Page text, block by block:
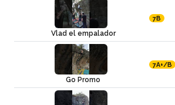
Vlad el empalador
7B
Go Promo
7A+/B